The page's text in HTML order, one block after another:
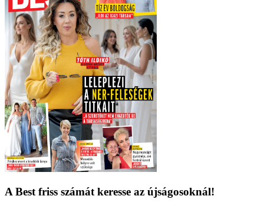
A Best friss számát keresse az újságosoknál!